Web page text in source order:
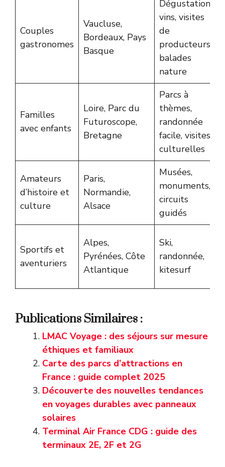
Couples
gastronomes
Vaucluse,
Bordeaux, Pays
Basque
Dégustation
vins, visites
de
producteurs,
balades
nature
Familles
avec enfants
Loire, Parc du
Futuroscope,
Bretagne
Parcs à
thèmes,
randonnée
facile, visites
culturelles
Amateurs
d’histoire et
culture
Paris,
Normandie,
Alsace
Musées,
monuments,
circuits
guidés
Sportifs et
aventuriers
Alpes,
Pyrénées, Côte
Atlantique
Ski,
randonnée,
kitesurf
Publications Similaires :
LMAC Voyage : des séjours sur mesure
éthiques et familiaux
Carte des parcs d’attractions en
France : guide complet 2025
Découverte des nouvelles tendances
en voyages durables avec panneaux
solaires
Terminal Air France CDG : guide des
terminaux 2E, 2F et 2G